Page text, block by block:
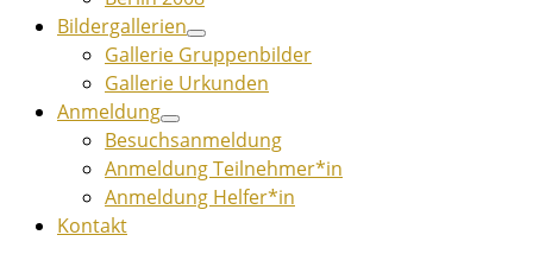
Bildergallerien
Gallerie Gruppenbilder
Gallerie Urkunden
Anmeldung
Besuchsanmeldung
Anmeldung Teilnehmer*in
Anmeldung Helfer*in
Kontakt